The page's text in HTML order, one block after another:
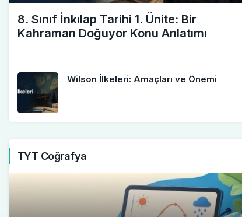
8. Sınıf İnkılap Tarihi 1. Ünite: Bir
Kahraman Doğuyor Konu Anlatımı
Wilson İlkeleri: Amaçları ve Önemi
TYT Coğrafya